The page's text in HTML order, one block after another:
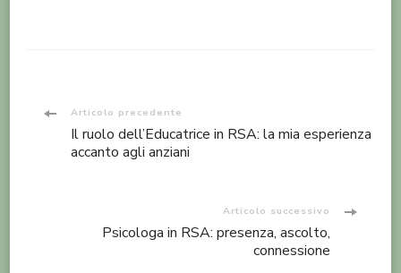
Navigazione
articoli
Articolo precedente
Il ruolo dell’Educatrice in RSA: la mia esperienza
accanto agli anziani
Articolo successivo
Psicologa in RSA: presenza, ascolto,
connessione